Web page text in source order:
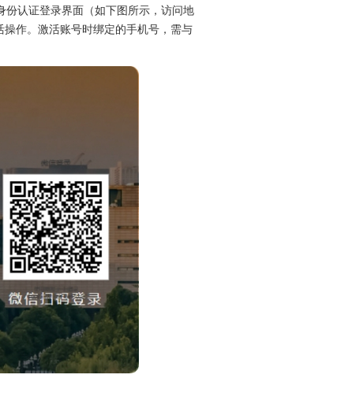
份认证登录界面（如下图所示，访问地
作。激活账号时绑定的手机号，需与